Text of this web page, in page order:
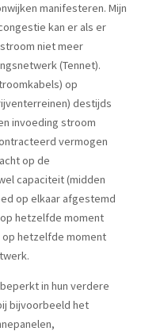
manifesteren. Mijn
kan er als er
niet meer
(Tennet).
op
destijds
invoeding stroom
vermogen
op de
capaciteit (midden
op elkaar afgestemd
hetzelfde moment
hetzelfde moment
in hun verdere
bijvoorbeeld het